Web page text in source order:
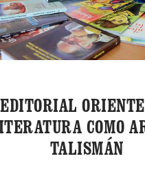
EDITORIAL
COMO
TALISMÁN